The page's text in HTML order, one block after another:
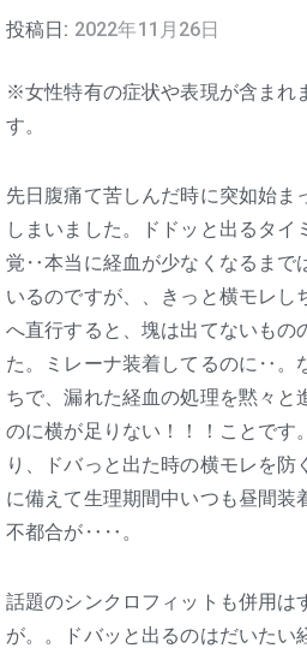
投稿日: 2022年11月26日
※女性特有の症状や表現が含まれ
す。
先日腹痛て苦しんだ時に突如始
しまいました。ドドッと出るタ
覚‥本当に経血が少なくなるま
いるのですが、、きっと横モレ
へ直行すると、塊は出てないもの
た。ミレーナ装着してるのに‥。
ちで、漏れた経血の処理を黙々
のに横が足りない！！！ことです
り、ドバっと出た時の横モレを
に備えて生理期間中いつも昼間装
不都合が‥‥。
話題のシンクロフィットも併用
が。。ドバッと出るのはだいた